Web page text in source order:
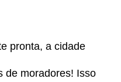
pronta, a cidade
de moradores! Isso